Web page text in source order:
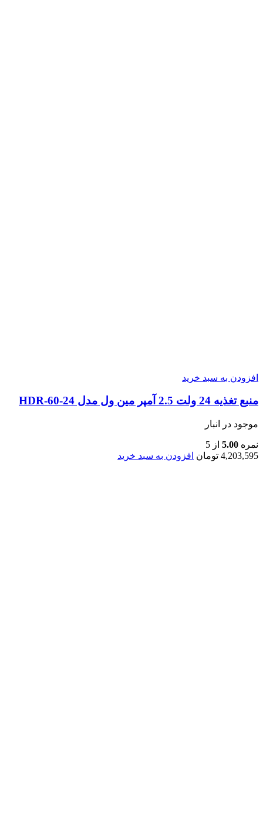
افزودن به سبد خرید
منبع تغذیه 24 ولت 2.5 آمپر مین ول مدل HDR-60-24
موجود در انبار
نمره 5.00 از 5
4,203,595 تومان افزودن به سبد خرید